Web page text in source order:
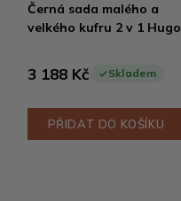
Černá sada malého a
velkého kufru 2 v 1 Hugo
3 188 Kč Skladem
PŘIDAT DO KOŠÍKU